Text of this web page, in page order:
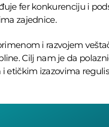
fer konkurenciju i
zajednice.
i razvojem
Cilj nam je da
etičkim izazovima